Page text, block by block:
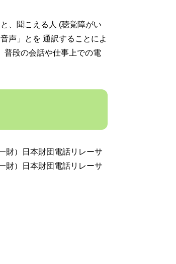
、聞こえる人 (聴覚障がい
声」とを 通訳することによ
普段の会話や仕事上での電
財）日本財団電話リレーサ
財）日本財団電話リレーサ